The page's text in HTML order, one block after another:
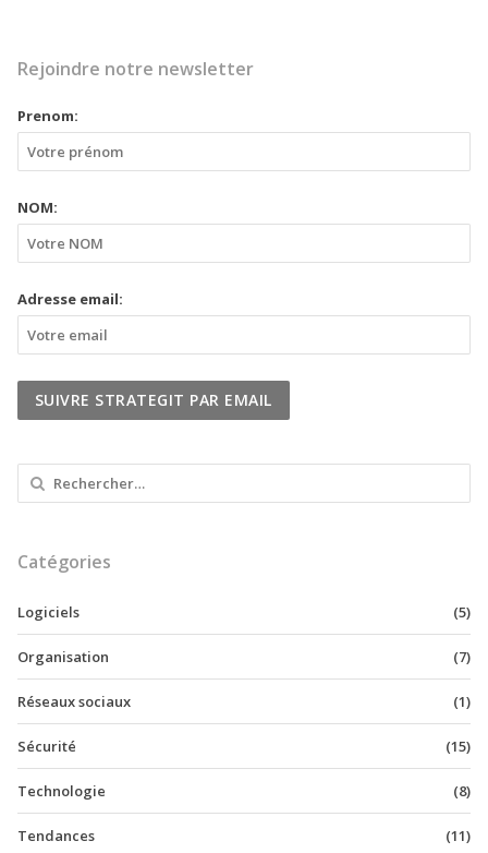
Rejoindre notre newsletter
Prenom:
NOM:
Adresse email:
Rechercher :
Catégories
Logiciels (5)
Organisation (7)
Réseaux sociaux (1)
Sécurité (15)
Technologie (8)
Tendances (11)